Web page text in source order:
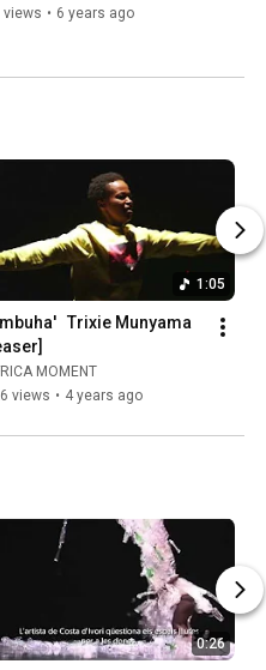
views • 6 years ago
1:05
Trixie Munyama
MOMENT
views • 4 years ago
0:26